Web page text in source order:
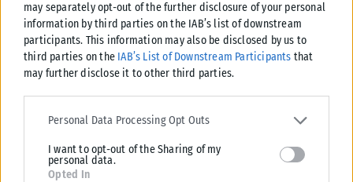
may separately opt-out of the further disclosure of your personal
information by third parties on the IAB’s list of downstream
participants. This information may also be disclosed by us to
third parties on the IAB’s List of Downstream Participants that
may further disclose it to other third parties.
Please note that this website/app uses one or more Google
services and may gather and store information including but not
deny consent to Google and its third-party tags to use your data
for below specified purposes in below Google consent section.
Personal Data Processing Opt Outs
I want to opt-out of the Sharing of my
personal data.
Opted In
ΔΙΕΘΝΉ
Βουλγαρία: Drone εξερράγη κοντά σε αγωγό φυσικού αερίου
– Η Σόφια κάλεσε την Ουκρανή πρέσβη για εξηγήσεις
Συναγερμός σήμανε στη Βουλγαρία μετά την πτώση και έκρηξη μη
ΑΝΑΡΤΉΘΗΚΕ ΑΠΌΔΉΜΗΤΡΑ ΚΑΤΡΑΜΆΔΟΥ